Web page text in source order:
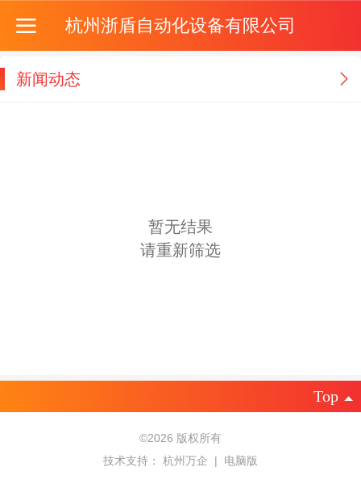
杭州浙盾自动化设备有限公司
新闻动态
暂无结果
请重新筛选
Top
©2026 版权所有
技术支持： 杭州万企 | 电脑版